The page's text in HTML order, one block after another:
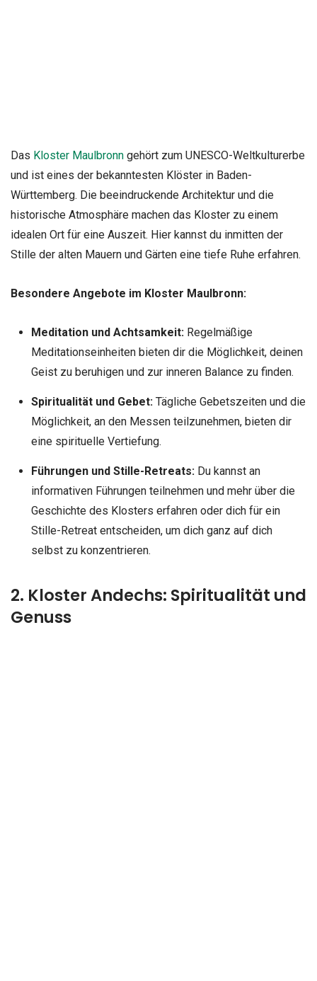
Das Kloster Maulbronn gehört zum UNESCO-Weltkulturerbe
und ist eines der bekanntesten Klöster in Baden-
Württemberg. Die beeindruckende Architektur und die
historische Atmosphäre machen das Kloster zu einem
idealen Ort für eine Auszeit. Hier kannst du inmitten der
Stille der alten Mauern und Gärten eine tiefe Ruhe erfahren.
Besondere Angebote im Kloster Maulbronn:
Meditation und Achtsamkeit:Regelmäßige
Meditationseinheiten bieten dir die Möglichkeit, deinen
Geist zu beruhigen und zur inneren Balance zu finden.
Spiritualität und Gebet:Tägliche Gebetszeiten und die
Möglichkeit, an den Messen teilzunehmen, bieten dir
eine spirituelle Vertiefung.
Führungen und Stille-Retreats:Du kannst an
informativen Führungen teilnehmen und mehr über die
Geschichte des Klosters erfahren oder dich für ein
Stille-Retreat entscheiden, um dich ganz auf dich
selbst zu konzentrieren.
2. Kloster Andechs: Spiritualität und
Genuss